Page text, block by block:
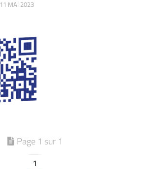
11 MAI 2023
Page 1 sur 1
1